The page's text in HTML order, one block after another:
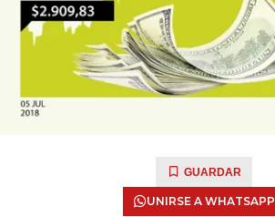
GUARDAR
UNIRSE A WHATSAPP